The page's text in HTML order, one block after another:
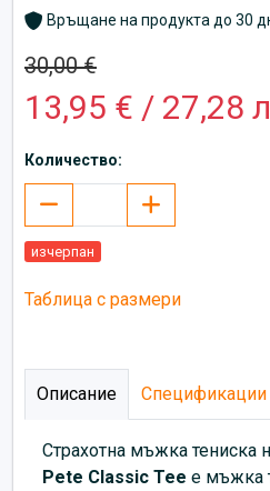
Връщане на продукта до 30
30,00 €
13,95 € / 27,28
Количество:
изчерпан
Таблица с размери
Описание Спецификации
Страхотна мъжка тениска
Pete Classic Tee е мъжка